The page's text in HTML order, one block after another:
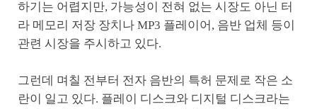
하기는 어렵지만, 가능성이 전혀 없는 시장도 아닌 터
라 메모리 저장 장치나 MP3 플레이어, 음반 업체 등이
관련 시장을 주시하고 있다.
그런데 며칠 전부터 전자 음반의 특허 문제로 작은 소
란이 일고 있다. 플레이 디스크와 디지털 디스크라는